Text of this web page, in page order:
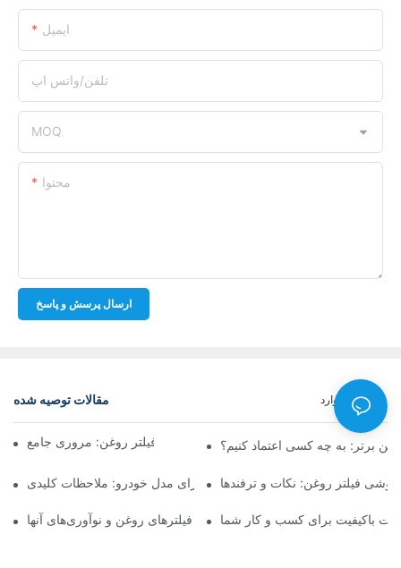
ایمیل
تلفن/واتس اپ
MOQ
محتوا
ارسال پرسش و پاسخ
مقالات توصیه شده خبر موارد
شرکت‌های برتر تولیدکننده فیلتر روغن: مروری جامعبرتر: به چه کسی اعتماد کنیم؟
انتخاب فیلتر روغن مناسب برای مدل خودرو: ملاحظات کلیدی
فیلتر روغن: نکات و ترفندها
نگاهی به تولیدکنندگان پیشرو فیلترهای روغن و نوآوری‌های آنها
باکیفیت برای کسب و کار شما